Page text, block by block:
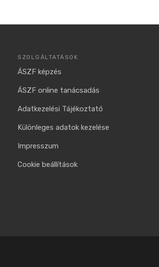
SZOLGÁLTATÁSOK
ÁSZF képzés
ÁSZF online tanácsadás
Adatkezelési Tájékoztató
Különleges adatok kezelése
Impresszum
Cookie beállítások